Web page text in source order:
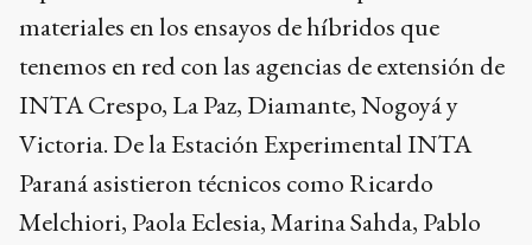
materiales en los ensayos de híbridos que
tenemos en red con las agencias de extensión de
INTA Crespo, La Paz, Diamante, Nogoyá y
Victoria. De la Estación Experimental INTA
Paraná asistieron técnicos como Ricardo
Melchiori, Paola Eclesia, Marina Sahda, Pablo